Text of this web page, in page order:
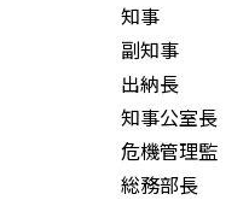
知事
副知事
出納
知事公
危機管
総務